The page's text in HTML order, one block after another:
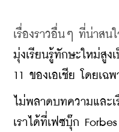
เรื่องราวอื่นๆ ที่น่าสนใ
มุ่งเรียนรู้ทักษะใหม่สู
11 ของเอเชีย โดยเฉ
ไม่พลาดบทความและ
เราได้ที่เฟซบุ๊ก